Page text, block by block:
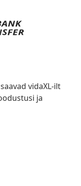
vidaXL-ilt
ja